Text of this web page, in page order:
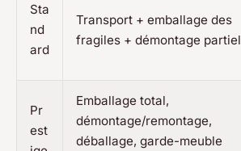
Sta
nd
ard
Transport + emballage des
fragiles + démontage partiel
Pr
est
Emballage total,
démontage/remontage,
déballage, garde-meuble